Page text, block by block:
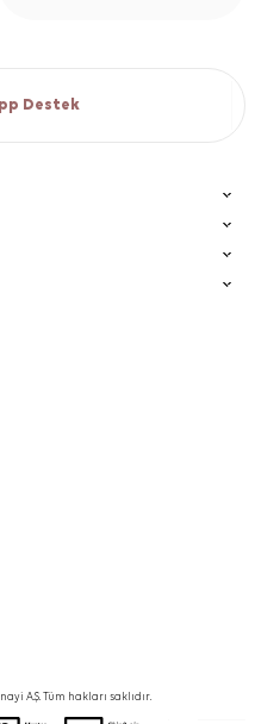
Destek
A.Ş. Tüm hakları saklıdır.